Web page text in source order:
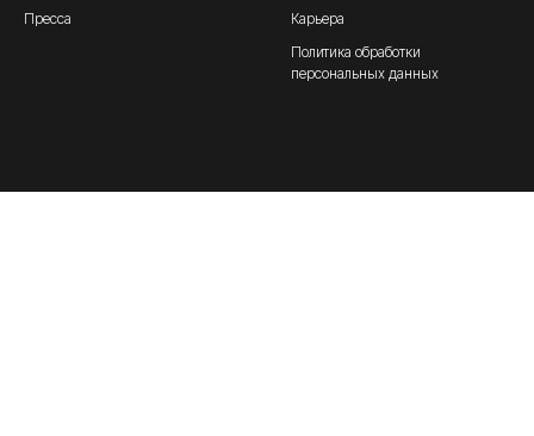
Пресса
Карьера
Политика обработки
персональных данных